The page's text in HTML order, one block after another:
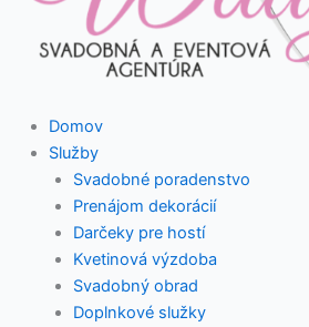
Domov
Služby
Svadobné poradenstvo
Prenájom dekorácií
Darčeky pre hostí
Kvetinová výzdoba
Svadobný obrad
Doplnkové služky